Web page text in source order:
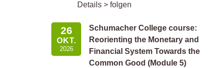
Details > folgen
26
OKT.
2026
Schumacher College course:
Reorienting the Monetary and
Financial System Towards the
Common Good (Module 5)